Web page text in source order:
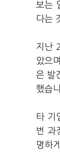
보는
다는
지난
았으
은 발
했습
타 기
번 과
명하